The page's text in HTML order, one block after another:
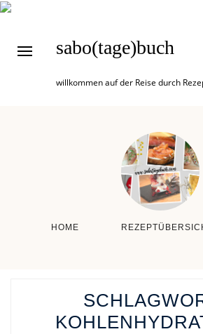
sabo(tage)buch
willkommen auf der Reise durch
HOME